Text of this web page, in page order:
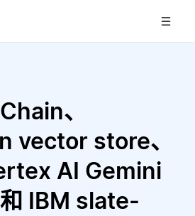
、
vector store、
AI Gemini
IBM slate-